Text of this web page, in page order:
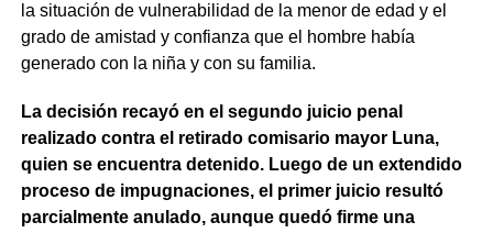
la situación de vulnerabilidad de la menor de edad y el
grado de amistad y confianza que el hombre había
generado con la niña y con su familia.
La decisión recayó en el segundo juicio penal
realizado contra el retirado comisario mayor Luna,
quien se encuentra detenido. Luego de un extendido
proceso de impugnaciones, el primer juicio resultó
parcialmente anulado, aunque quedó firme una